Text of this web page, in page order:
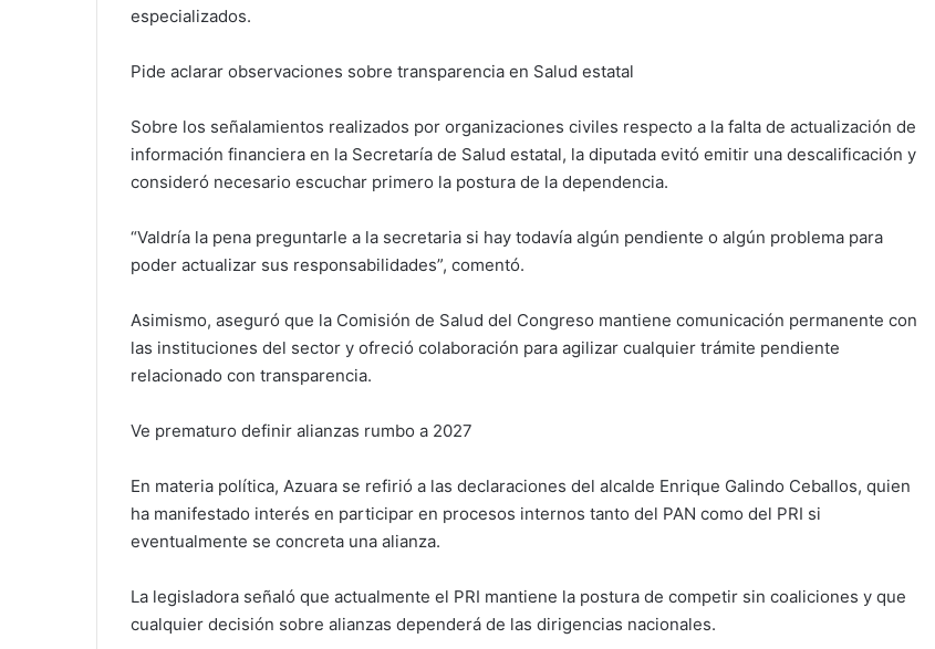
especializados.
Pide aclarar observaciones sobre transparencia en Salud estatal
Sobre los señalamientos realizados por organizaciones civiles respecto a la falta de actualización de
información financiera en la Secretaría de Salud estatal, la diputada evitó emitir una descalificación y
consideró necesario escuchar primero la postura de la dependencia.
“Valdría la pena preguntarle a la secretaria si hay todavía algún pendiente o algún problema para
poder actualizar sus responsabilidades”, comentó.
Asimismo, aseguró que la Comisión de Salud del Congreso mantiene comunicación permanente con
las instituciones del sector y ofreció colaboración para agilizar cualquier trámite pendiente
relacionado con transparencia.
Ve prematuro definir alianzas rumbo a 2027
En materia política, Azuara se refirió a las declaraciones del alcalde Enrique Galindo Ceballos, quien
ha manifestado interés en participar en procesos internos tanto del PAN como del PRI si
eventualmente se concreta una alianza.
La legisladora señaló que actualmente el PRI mantiene la postura de competir sin coaliciones y que
cualquier decisión sobre alianzas dependerá de las dirigencias nacionales.